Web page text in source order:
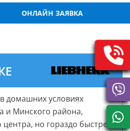
ОНЛАЙН ЗАЯВКА
домашних условиях
и Минского района,
но гораздо быстрее